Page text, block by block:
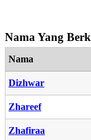
Nama Yang
Nama
Dizhwar
Zhareef
Zhafiraa